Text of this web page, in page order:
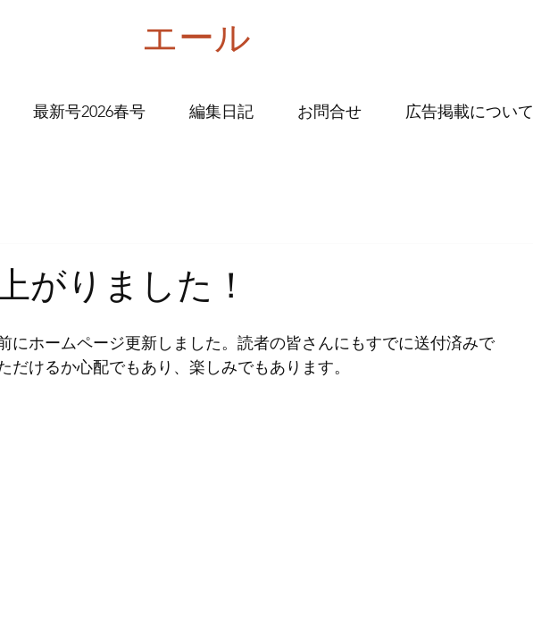
エール
最新号2026春号 編集日記 お問合せ 広告掲載について
がりました！
にホームページ更新しました。読者の皆さんにもすでに送付済みで
だけるか心配でもあり、楽しみでもあります。